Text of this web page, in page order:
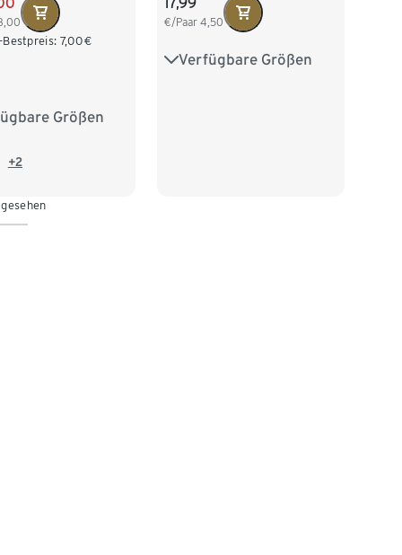
Bestpreis: 7,00€
Größen
86/92
+2
€/Paar4,50
Verfügbare Größen
50/56 62/68 74/80